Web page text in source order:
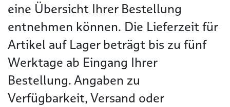
eine Übersicht Ihrer Bestellung
entnehmen können. Die Lieferzeit für
Artikel auf Lager beträgt bis zu fünf
Werktage ab Eingang Ihrer
Bestellung. Angaben zu
Verfügbarkeit, Versand oder